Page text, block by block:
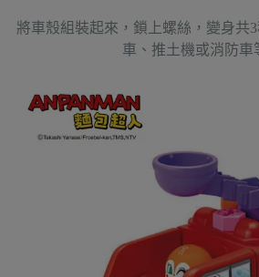
將車殼組裝起來，鎖上螺絲，變身共
車、推土機或消防車